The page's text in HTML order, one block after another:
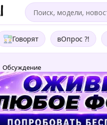
Говорят вОпрос ?!
Обсуждение